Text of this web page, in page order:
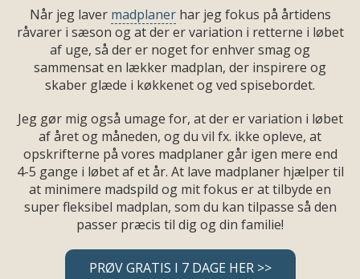
Når jeg laver madplanerhar jeg fokus på årtidens
råvarer i sæson og at der er variation i retterne i løbet
af uge, så der er noget for enhver smag og
sammensat en lækker madplan, der inspirere og
skaber glæde i køkkenet og ved spisebordet.
Jeg gør mig også umage for, at der er variation i løbet
af året og måneden, og du vil fx. ikke opleve, at
opskrifterne på vores madplaner går igen mere end
4-5 gange i løbet af et år. At lave madplaner hjælper til
at minimere madspild og mit fokus er at tilbyde en
super fleksibel madplan, som du kan tilpasse så den
passer præcis til dig og din familie!
PRØV GRATIS I 7 DAGE HER >>